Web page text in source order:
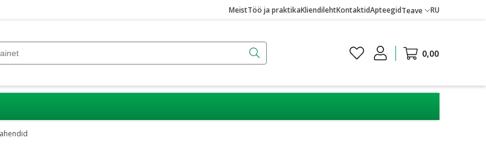
MeistTöö ja praktikaKliendilehtKontaktidApteegidTeave RU
0,00